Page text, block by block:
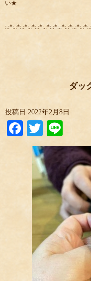
い★
ダッ
投稿日 2022年2月8日
Facebook
Twitter